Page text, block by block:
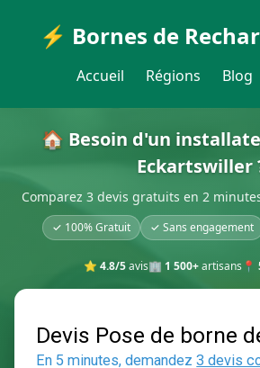
⚡ Bornes de
Accueil Régions Blog
🏠 Besoin d'un
Eckartswiller
Comparez 3 devis gratuits en 2
✓ 100% Gratuit ✓ Sans engagement
⭐ 4.8/5avis🏢 1 500+artisans 📍